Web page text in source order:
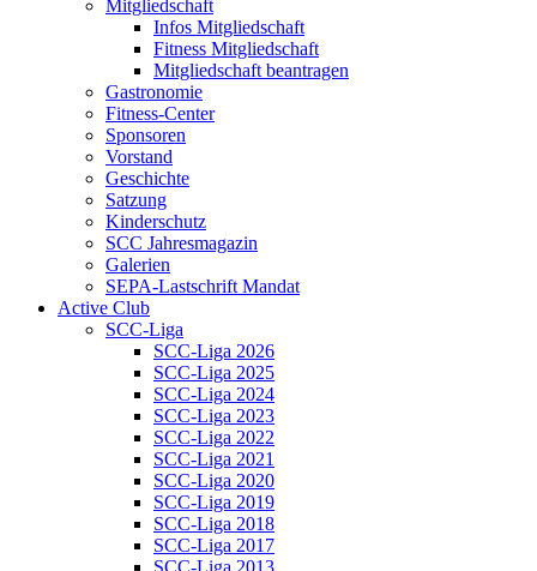
Mitgliedschaft
Infos Mitgliedschaft
Fitness Mitgliedschaft
Mitgliedschaft beantragen
Gastronomie
Fitness-Center
Sponsoren
Vorstand
Geschichte
Satzung
Kinderschutz
SCC Jahresmagazin
Galerien
SEPA-Lastschrift Mandat
Active Club
SCC-Liga
SCC-Liga 2026
SCC-Liga 2025
SCC-Liga 2024
SCC-Liga 2023
SCC-Liga 2022
SCC-Liga 2021
SCC-Liga 2020
SCC-Liga 2019
SCC-Liga 2018
SCC-Liga 2017
SCC-Liga 2013